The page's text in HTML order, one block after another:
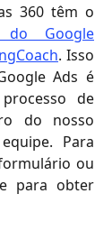
360 têm o
do Google
. Isso
Ads é
de
do nosso
Para
ou
para obter